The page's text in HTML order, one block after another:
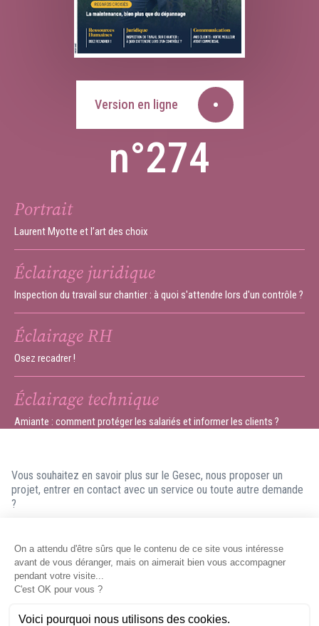
Version en ligne
n°274
Portrait
Laurent Myotte et l’art des choix
Éclairage juridique
Inspection du travail sur chantier : à quoi s'attendre lors d'un contrôle ?
Éclairage RH
Osez recadrer !
Éclairage technique
Amiante : comment protéger les salariés et informer les clients ?
Vous souhaitez en savoir plus sur le Gesec, nous proposer un
projet, entrer en contact avec un service ou toute autre demande
?
répondre dans les meilleurs délais.